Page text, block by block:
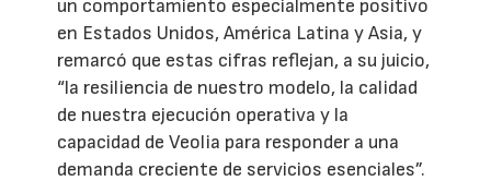
un comportamiento especialmente positivo
en Estados Unidos, América Latina y Asia, y
remarcó que estas cifras reflejan, a su juicio,
“la resiliencia de nuestro modelo, la calidad
de nuestra ejecución operativa y la
capacidad de Veolia para responder a una
demanda creciente de servicios esenciales”.